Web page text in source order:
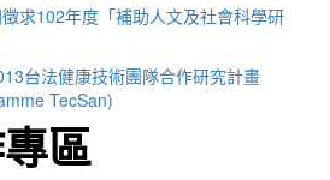
求102年度「補助人文及社會科學研
台法健康技術團隊合作研究計畫
TecSan)
區